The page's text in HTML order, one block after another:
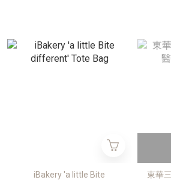
iBakery 'a little Bite
東華